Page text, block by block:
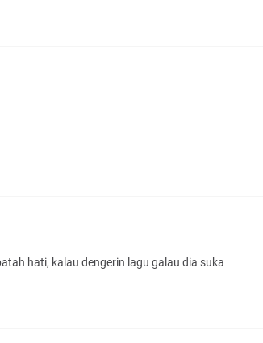
hati, kalau dengerin lagu galau dia suka